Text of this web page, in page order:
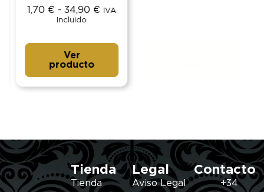
1,70 € - 34,90 €
IVA
Incluido
Ver
producto
Tienda
Tienda
Legal
Aviso Legal
Contacto
+34